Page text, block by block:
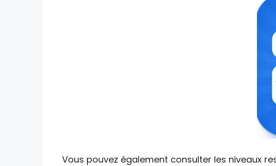
Vous pouvez également consulter les niveaux